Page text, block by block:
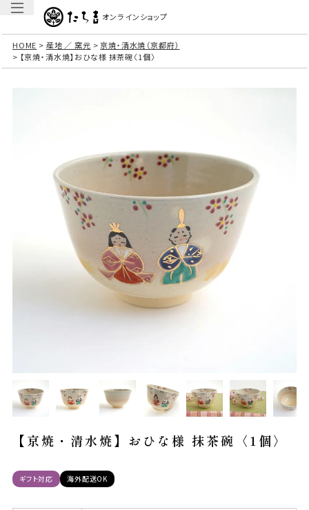
オンラインショップ
HOME 産地 ／ 窯元
京焼・清水焼（京都府）
【京焼・清水焼】おひな様 抹茶碗〈1個〉
【京焼・清水焼】おひな様 抹茶碗〈1個〉
ギフト対応 海外配送OK